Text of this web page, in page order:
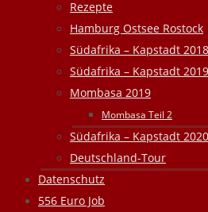
Rezepte
Hamburg Ostsee Rostock
Südafrika – Kapstadt 2018
Südafrika – Kapstadt 2019
Mombasa 2019
Mombasa Teil 2
Südafrika – Kapstadt 2020
Deutschland-Tour
Datenschutz
556 Euro Job